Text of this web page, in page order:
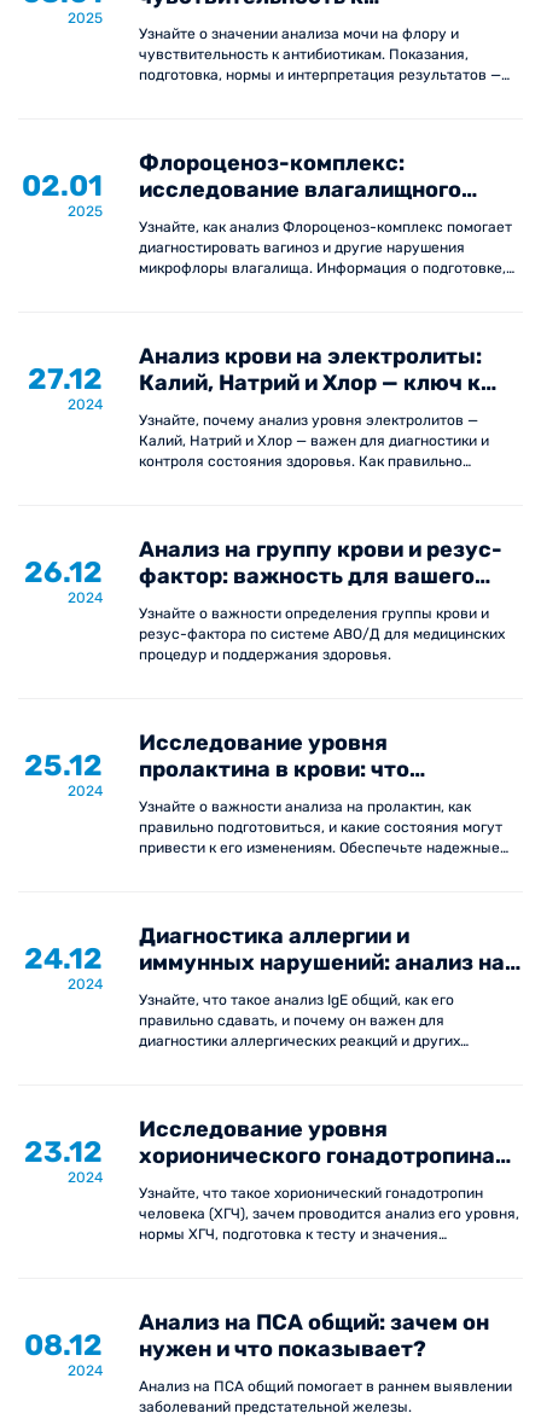
2025
антибиотикам: когда проводят
исследование
Узнайте о значении анализа мочи на флору и
чувствительность к антибиотикам. Показания,
подготовка, нормы и интерпретация результатов —
02.01
2025
Флороценоз-комплекс:
исследование влагалищного
отделяемого на микроорганизмы-
маркеры вагиноза
Узнайте, как анализ Флороценоз-комплекс помогает
диагностировать вагиноз и другие нарушения
микрофлоры влагалища. Информация о подготовке,
27.12
2024
Анализ крови на электролиты:
Калий, Натрий и Хлор — ключ к
вашему здоровью
Узнайте, почему анализ уровня электролитов —
Калий, Натрий и Хлор — важен для диагностики и
контроля состояния здоровья. Как правильно
26.12
2024
Анализ на группу крови и резус-
фактор: важность для вашего
здоровья
Узнайте о важности определения группы крови и
резус-фактора по системе АВО/Д для медицинских
процедур и поддержания здоровья.
25.12
2024
Исследование уровня
пролактина в крови: что
необходимо знать?
Узнайте о важности анализа на пролактин, как
правильно подготовиться, и какие состояния могут
привести к его изменениям. Обеспечьте надежные
24.12
2024
Диагностика аллергии и
иммунных нарушений: анализ на
общий иммуноглобулин (IgE
общий)
Узнайте, что такое анализ IgE общий, как его
правильно сдавать, и почему он важен для
диагностики аллергических реакций и других
23.12
2024
Исследование уровня
хорионического гонадотропина
(ХГЧ) в крови для диагностики
беременности
Узнайте, что такое хорионический гонадотропин
человека (ХГЧ), зачем проводится анализ его уровня,
нормы ХГЧ, подготовка к тесту и значения
08.12
2024
Анализ на ПСА общий: зачем он
нужен и что показывает?
Анализ на ПСА общий помогает в раннем выявлении
заболеваний предстательной железы.